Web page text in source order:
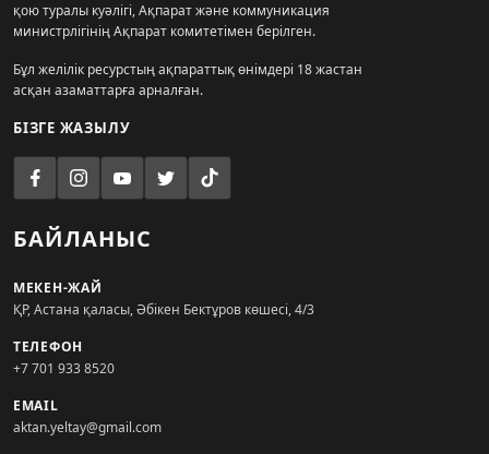
қою туралы куәлігі, Ақпарат және коммуникация
министрлігінің Ақпарат комитетімен берілген.
Бұл желілік ресурстың ақпараттық өнімдері 18 жастан
асқан азаматтарға арналған.
БІЗГЕ ЖАЗЫЛУ
БАЙЛАНЫС
МЕКЕН-ЖАЙ
ҚР, Астана қаласы, Әбікен Бектұров көшесі, 4/3
ТЕЛЕФОН
+7 701 933 8520
EMAIL
aktan.yeltay@gmail.com